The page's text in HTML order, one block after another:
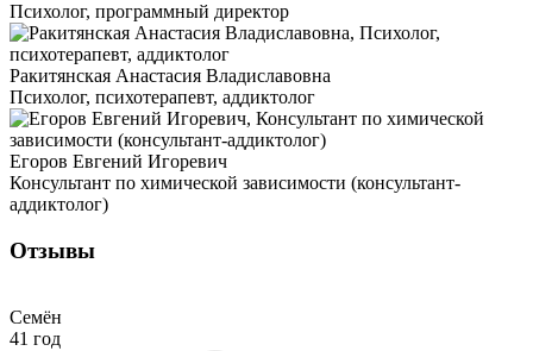
Психолог, программный директор
Ракитянская Анастасия Владиславовна
Психолог, психотерапевт, аддиктолог
Егоров Евгений Игоревич
Консультант по химической зависимости (консультант-
аддиктолог)
Отзывы
Семён
41 год